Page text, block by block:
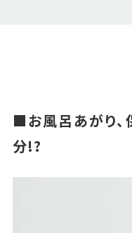
■お風呂あがり、
分!?